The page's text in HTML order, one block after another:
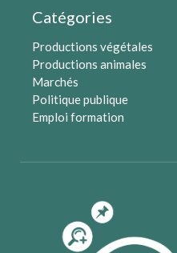
Catégories
Productions végétales
Productions animales
Marchés
Politique publique
Emploi formation